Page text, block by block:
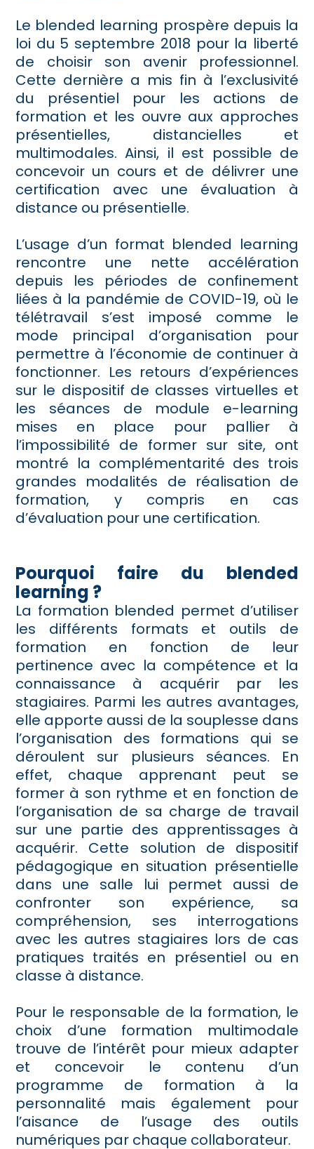
Le blended learning prospère depuis la
loi du 5 septembre 2018 pour la liberté
de choisir son avenir professionnel.
Cette dernière a mis fin à l’exclusivité
du présentiel pour les actions de
formation et les ouvre aux approches
présentielles, distancielles et
multimodales. Ainsi, il est possible de
concevoir un cours et de délivrer une
certification avec une évaluation à
distance ou présentielle.
L’usage d’un format blended learning
rencontre une nette accélération
depuis les périodes de confinement
liées à la pandémie de COVID-19, où le
télétravail s’est imposé comme le
mode principal d’organisation pour
permettre à l’économie de continuer à
fonctionner. Les retours d’expériences
sur le dispositif de classes virtuelles et
les séances de module e-learning
mises en place pour pallier à
l’impossibilité de former sur site, ont
montré la complémentarité des trois
grandes modalités de réalisation de
formation, y compris en cas
d’évaluation pour une certification.
Pourquoi faire du blended
learning ?
La formation blended permet d’utiliser
les différents formats et outils de
formation en fonction de leur
pertinence avec la compétence et la
connaissance à acquérir par les
stagiaires. Parmi les autres avantages,
elle apporte aussi de la souplesse dans
l’organisation des formations qui se
déroulent sur plusieurs séances. En
effet, chaque apprenant peut se
former à son rythme et en fonction de
l’organisation de sa charge de travail
sur une partie des apprentissages à
acquérir. Cette solution de dispositif
pédagogique en situation présentielle
dans une salle lui permet aussi de
confronter son expérience, sa
compréhension, ses interrogations
avec les autres stagiaires lors de cas
pratiques traités en présentiel ou en
classe à distance.
Pour le responsable de la formation, le
choix d’une formation multimodale
trouve de l’intérêt pour mieux adapter
et concevoir le contenu d’un
programme de formation à la
personnalité mais également pour
l’aisance de l’usage des outils
numériques par chaque collaborateur.